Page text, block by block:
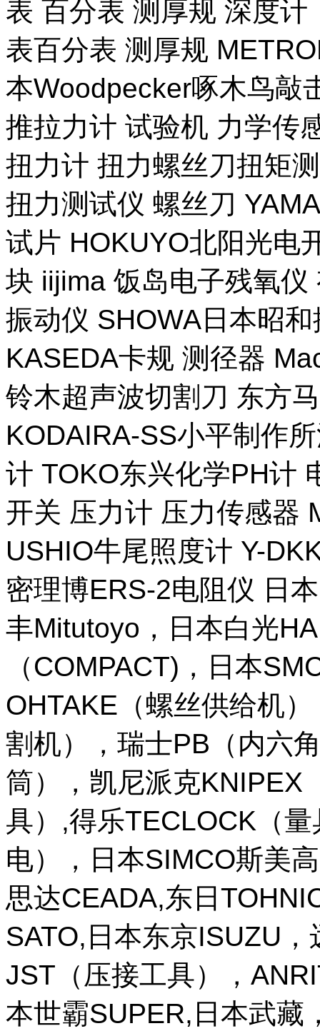
表 百分表 测厚规 深度
表百分表 测厚规
本Woodpecker啄木鸟敲
推拉力计 试验机 力学传
扭力计 扭力螺丝刀扭矩
扭力测试仪 螺丝刀
试片 HOKUYO北阳光电
块 iijima 饭岛电子残氧
振动仪 SHOWA日本昭
KASEDA卡规 测径器
铃木超声波切割刀 东方
KODAIRA-SS小平制作
计 TOKO东兴化学PH计
开关 压力计 压力传感器
USHIO牛尾照度计 Y-
密理博ERS-2电阻仪 日
丰Mitutoyo，日本白光
（COMPACT)，日本
OHTAKE（螺丝供给机
割机），瑞士PB（内六
筒），凯尼派克KNIPEX
具）,得乐TECLOCK（
电），日本SIMCO斯美
思达CEADA,东日
SATO,日本东京ISUZU
JST（压接工具），
本世霸SUPER,日本武藏